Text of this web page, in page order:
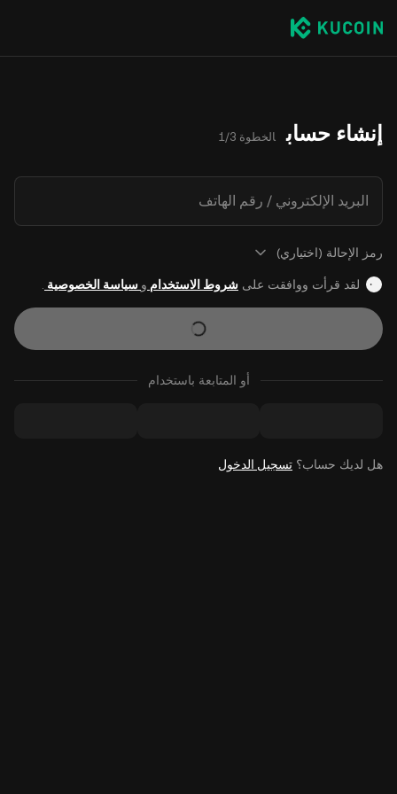
إنشاء حساب الخطوة 1/3
البريد الإلكتروني / رقم الهاتف
رمز الإحالة (اختياري)
لقد قرأت ووافقت على شروط الاستخدام و سياسة الخصوصية
أو المتابعة باستخدام
هل لديك حساب؟ تسجيل الدخول